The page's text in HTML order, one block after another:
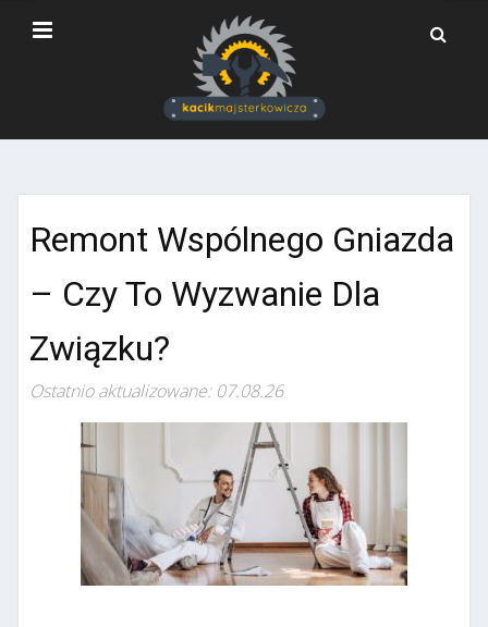
Remont Wspólnego Gniazda
– Czy To Wyzwanie Dla
Związku?
Ostatnio aktualizowane: 07.08.26